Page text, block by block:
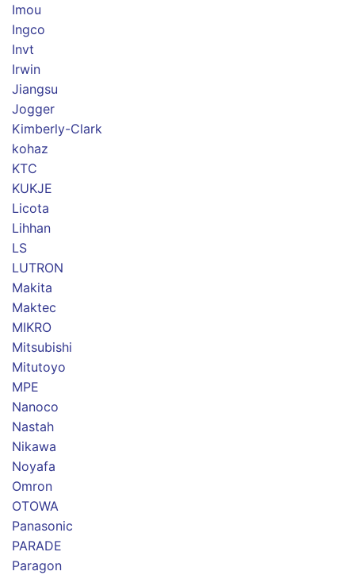
Imou
Ingco
Invt
Irwin
Jiangsu
Jogger
Kimberly-Clark
kohaz
KTC
KUKJE
Licota
Lihhan
LS
LUTRON
Makita
Maktec
MIKRO
Mitsubishi
Mitutoyo
MPE
Nanoco
Nastah
Nikawa
Noyafa
Omron
OTOWA
Panasonic
PARADE
Paragon